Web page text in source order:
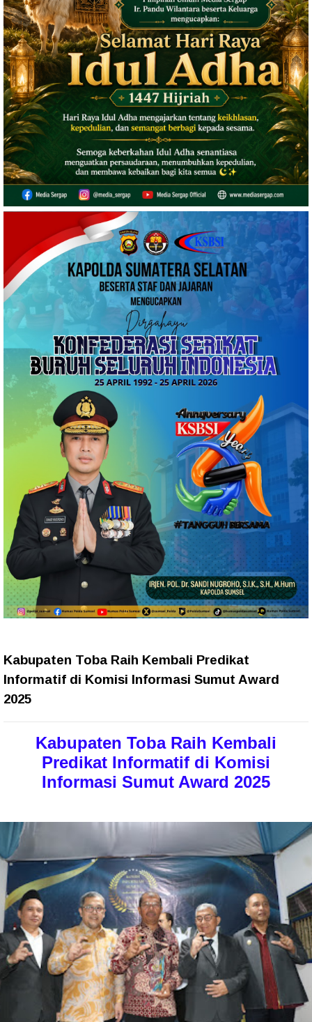
Kabupaten Toba Raih Kembali Predikat
Informatif di Komisi Informasi Sumut Award
2025
Kabupaten Toba Raih Kembali
Predikat Informatif di Komisi
Informasi Sumut Award 2025